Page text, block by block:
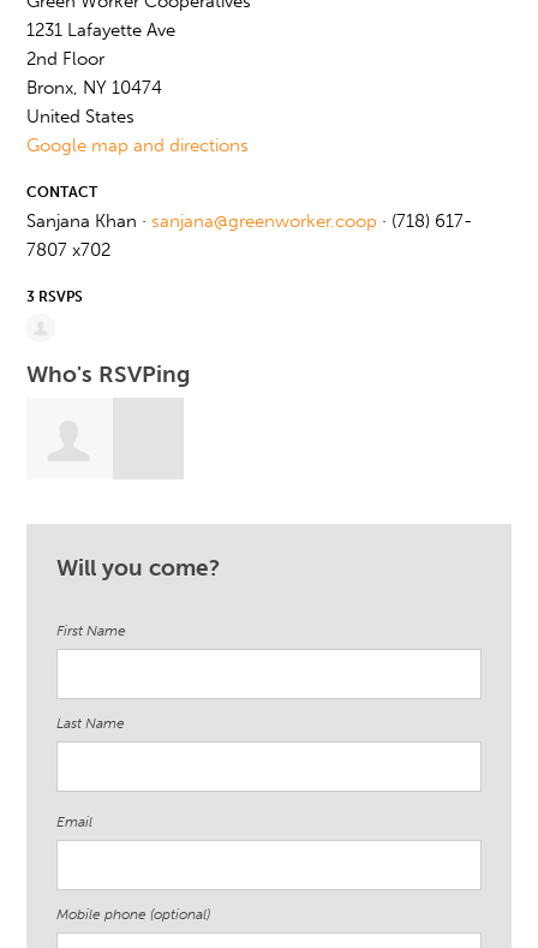
1231 Lafayette Ave
2nd Floor
Bronx, NY 10474
United States
Google map and directions
CONTACT
Sanjana Khan ·sanjana@greenworker.coop · (718) 617-
7807 x702
3 RSVPS
Who's RSVPing
Will you come?
First Name
Last Name
Email
Mobile phone (optional)